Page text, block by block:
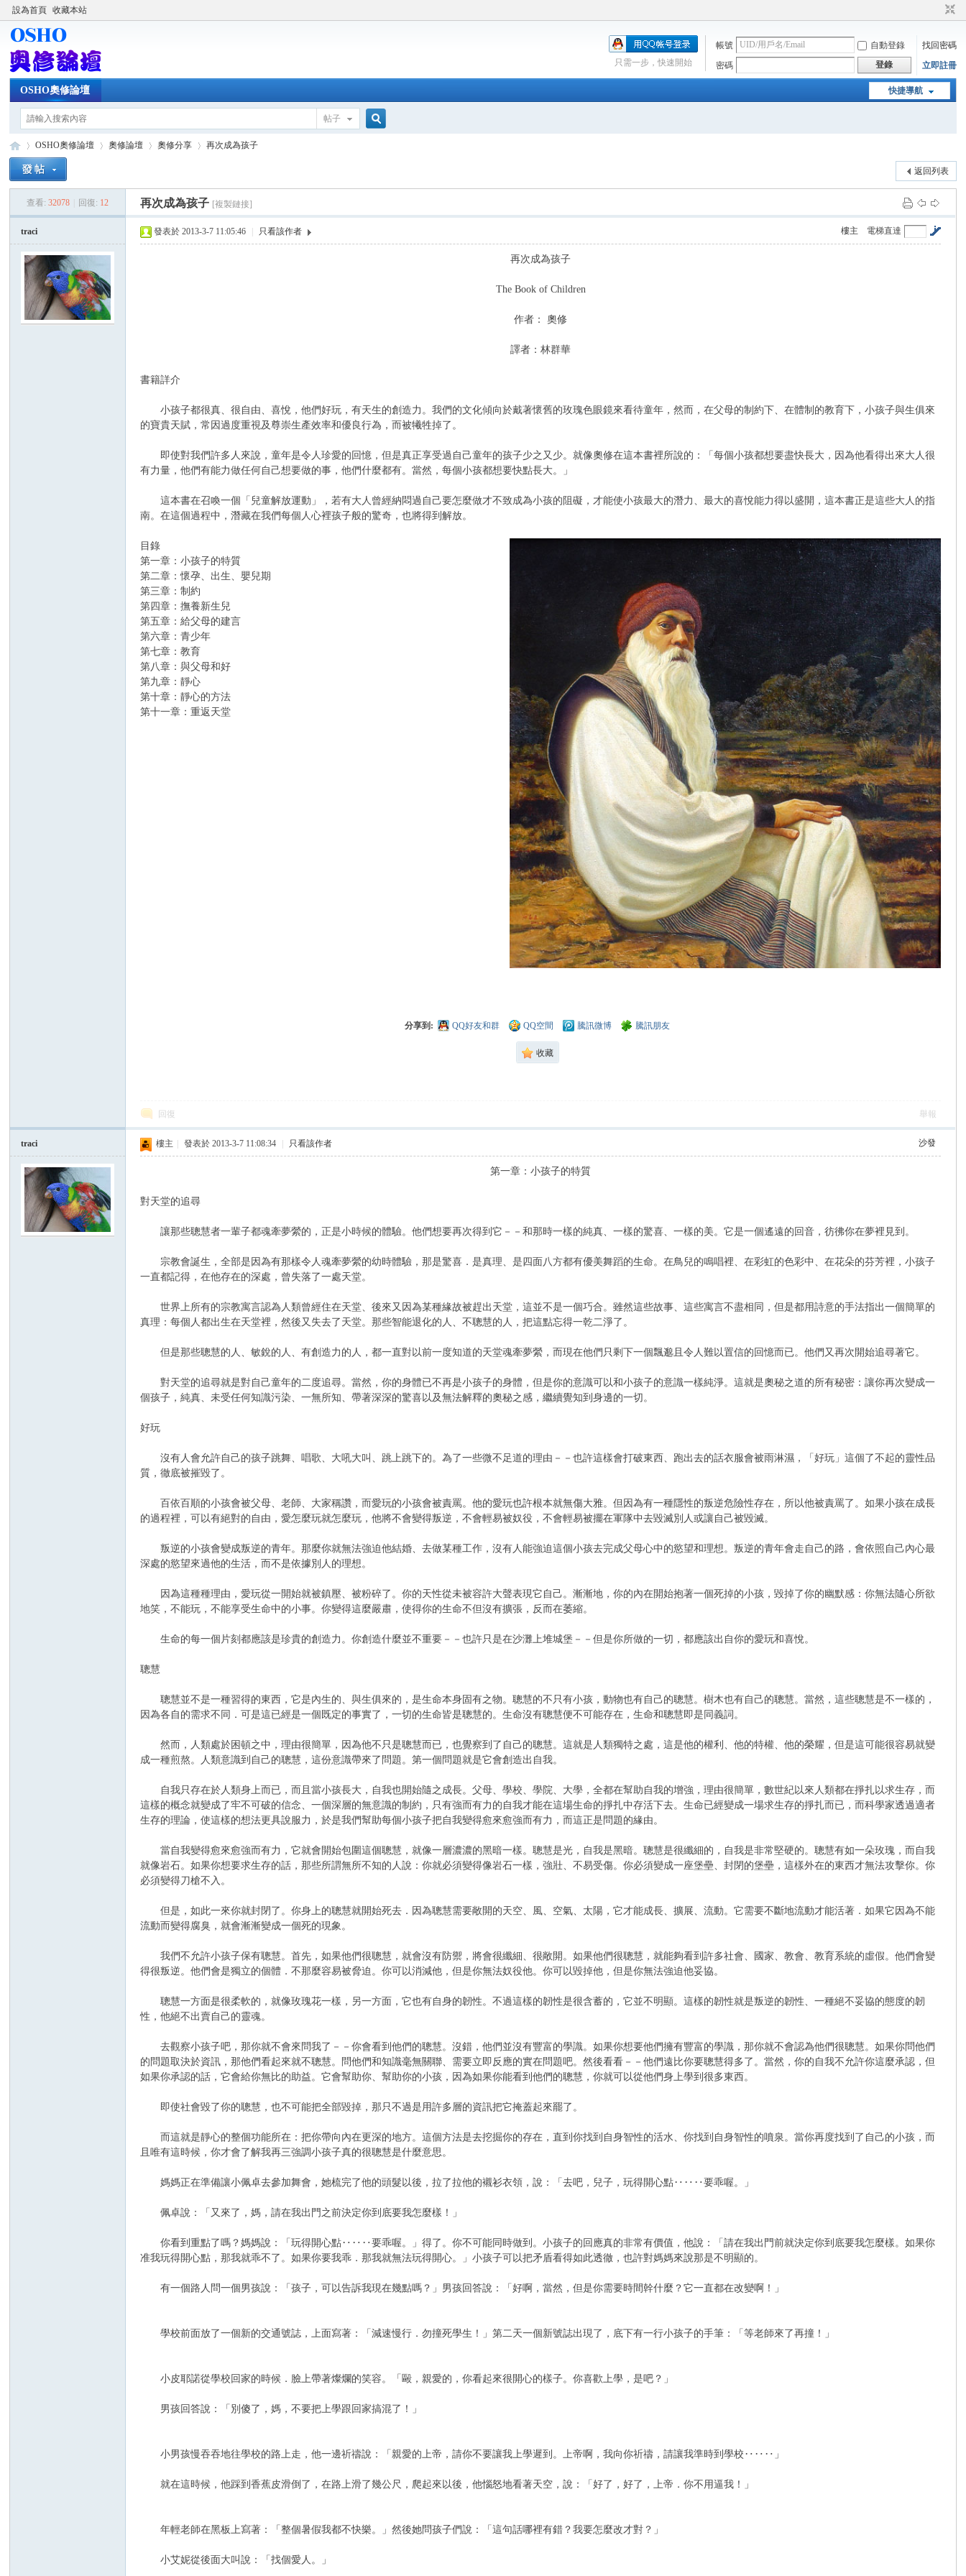
設為首頁 收藏本站
帳號 自動登錄
找回密碼
密碼
登錄 立即註冊
只需一步，快速開始
快捷導航
OSHO奧修論壇
帖子
OSHO奧修論壇
›
奧修論壇
›
奧修分享
›
再次成為孩子
返回列表
查看: 32078 回復: 12 再次成為孩子 [複製鏈接]
traci 電梯直達
樓主
發表於 2013-3-7 11:05:46 只看該作者
再次成為孩子
The Book of Children
作者： 奧修
譯者：林群華
書籍詳介
小孩子都很真、很自由、喜悅，他們好玩，有天生的創造力。我們的文化傾向於戴著懷舊的玫瑰色眼鏡來看待童年，然而，在父母的制約下、在體制的教育下，小孩子與生俱來
的寶貴天賦，常因過度重視及尊崇生產效率和優良行為，而被犧牲掉了。
即使對我們許多人來說，童年是令人珍愛的回憶，但是真正享受過自己童年的孩子少之又少。就像奧修在這本書裡所說的：「每個小孩都想要盡快長大，因為他看得出來大人很
有力量，他們有能力做任何自己想要做的事，他們什麼都有。當然，每個小孩都想要快點長大。」
這本書在召喚一個「兒童解放運動」，若有大人曾經納悶過自己要怎麼做才不致成為小孩的阻礙，才能使小孩最大的潛力、最大的喜悅能力得以盛開，這本書正是這些大人的指
南。在這個過程中，潛藏在我們每個人心裡孩子般的驚奇，也將得到解放。
目錄
第一章：小孩子的特質
第二章：懷孕、出生、嬰兒期
第三章：制約
第四章：撫養新生兒
第五章：給父母的建言
第六章：青少年
第七章：教育
第八章：與父母和好
第九章：靜心
第十章：靜心的方法
第十一章：重返天堂
分享到: QQ好友和群 QQ空間 騰訊微博 騰訊朋友
收藏
回復 舉報
traci 沙發
樓主 發表於 2013-3-7 11:08:34 只看該作者
第一章：小孩子的特質
對天堂的追尋
讓那些聰慧者一輩子都魂牽夢縈的，正是小時候的體驗。他們想要再次得到它－－和那時一樣的純真、一樣的驚喜、一樣的美。它是一個遙遠的回音，彷彿你在夢裡見到。
宗教會誕生，全部是因為有那樣令人魂牽夢縈的幼時體驗，那是驚喜．是真理、是四面八方都有優美舞蹈的生命。在鳥兒的鳴唱裡、在彩虹的色彩中、在花朵的芬芳裡，小孩子
一直都記得，在他存在的深處，曾失落了一處天堂。
世界上所有的宗教寓言認為人類曾經住在天堂、後來又因為某種緣故被趕出天堂，這並不是一個巧合。雖然這些故事、這些寓言不盡相同，但是都用詩意的手法指出一個簡單的
真理：每個人都出生在天堂裡，然後又失去了天堂。那些智能退化的人、不聰慧的人，把這點忘得一乾二淨了。
但是那些聰慧的人、敏銳的人、有創造力的人，都一直對以前一度知道的天堂魂牽夢縈，而現在他們只剩下一個飄邈且令人難以置信的回憶而已。他們又再次開始追尋著它。
對天堂的追尋就是對自己童年的二度追尋。當然，你的身體已不再是小孩子的身體，但是你的意識可以和小孩子的意識一樣純淨。這就是奧秘之道的所有秘密：讓你再次變成一
個孩子，純真、未受任何知識污染、一無所知、帶著深深的驚喜以及無法解釋的奧秘之感，繼續覺知到身邊的一切。
好玩
沒有人會允許自己的孩子跳舞、唱歌、大吼大叫、跳上跳下的。為了一些微不足道的理由－－也許這樣會打破東西、跑出去的話衣服會被雨淋濕，「好玩」這個了不起的靈性品
質，徹底被摧毀了。
百依百順的小孩會被父母、老師、大家稱讚，而愛玩的小孩會被責罵。他的愛玩也許根本就無傷大雅。但因為有一種隱性的叛逆危險性存在，所以他被責罵了。如果小孩在成長
的過程裡，可以有絕對的自由，愛怎麼玩就怎麼玩，他將不會變得叛逆，不會輕易被奴役，不會輕易被擺在軍隊中去毀滅別人或讓自己被毀滅。
叛逆的小孩會變成叛逆的青年。那麼你就無法強迫他結婚、去做某種工作，沒有人能強迫這個小孩去完成父母心中的慾望和理想。叛逆的青年會走自己的路，會依照自己內心最
深處的慾望來過他的生活，而不是依據別人的理想。
因為這種種理由，愛玩從一開始就被鎮壓、被粉碎了。你的天性從未被容許大聲表現它自己。漸漸地，你的內在開始抱著一個死掉的小孩，毀掉了你的幽默感：你無法隨心所欲
地笑，不能玩，不能享受生命中的小事。你變得這麼嚴肅，使得你的生命不但沒有擴張，反而在萎縮。
生命的每一個片刻都應該是珍貴的創造力。你創造什麼並不重要－－也許只是在沙灘上堆城堡－－但是你所做的一切，都應該出自你的愛玩和喜悅。
聰慧
聰慧並不是一種習得的東西，它是內生的、與生俱來的，是生命本身固有之物。聰慧的不只有小孩，動物也有自己的聰慧。樹木也有自己的聰慧。當然，這些聰慧是不一樣的，
因為各自的需求不同．可是這已經是一個既定的事實了，一切的生命皆是聰慧的。生命沒有聰慧便不可能存在，生命和聰慧即是同義詞。
然而，人類處於困頓之中，理由很簡單，因為他不只是聰慧而已，也覺察到了自己的聰慧。這就是人類獨特之處，這是他的權利、他的特權、他的榮耀，但是這可能很容易就變
成一種煎熬。人類意識到自己的聰慧，這份意識帶來了問題。第一個問題就是它會創造出自我。
自我只存在於人類身上而已，而且當小孩長大，自我也開始隨之成長。父母、學校、學院、大學，全都在幫助自我的增強，理由很簡單，數世紀以來人類都在掙扎以求生存，而
這樣的概念就變成了牢不可破的信念、一個深層的無意識的制約，只有強而有力的自我才能在這場生命的掙扎中存活下去。生命已經變成一場求生存的掙扎而已，而科學家透過適者
生存的理論，使這樣的想法更具說服力，於是我們幫助每個小孩子把自我變得愈來愈強而有力，而這正是問題的緣由。
當自我變得愈來愈強而有力，它就會開始包圍這個聰慧，就像一層濃濃的黑暗一樣。聰慧是光，自我是黑暗。聰慧是很纖細的，自我是非常堅硬的。聰慧有如一朵玫瑰，而自我
就像岩石。如果你想要求生存的話，那些所謂無所不知的人說：你就必須變得像岩石一樣，強壯、不易受傷。你必須變成一座堡壘、封閉的堡壘，這樣外在的東西才無法攻擊你。你
必須變得刀槍不入。
但是，如此一來你就封閉了。你身上的聰慧就開始死去．因為聰慧需要敞開的天空、風、空氣、太陽，它才能成長、擴展、流動。它需要不斷地流動才能活著．如果它因為不能
流動而變得腐臭，就會漸漸變成一個死的現象。
我們不允許小孩子保有聰慧。首先，如果他們很聰慧，就會沒有防禦，將會很纖細、很敞開。如果他們很聰慧，就能夠看到許多社會、國家、教會、教育系統的虛假。他們會變
得很叛逆。他們會是獨立的個體．不那麼容易被脅迫。你可以消減他，但是你無法奴役他。你可以毀掉他，但是你無法強迫他妥協。
聰慧一方面是很柔軟的，就像玫瑰花一樣，另一方面，它也有自身的韌性。不過這樣的韌性是很含蓄的，它並不明顯。這樣的韌性就是叛逆的韌性、一種絕不妥協的態度的韌
性，他絕不出賣自己的靈魂。
去觀察小孩子吧，那你就不會來問我了－－你會看到他們的聰慧。沒錯，他們並沒有豐富的學識。如果你想要他們擁有豐富的學識，那你就不會認為他們很聰慧。如果你問他們
的問題取決於資訊，那他們看起來就不聰慧。問他們和知識毫無關聯、需要立即反應的實在問題吧。然後看看－－他們遠比你要聰慧得多了。當然，你的自我不允許你這麼承認，但
如果你承認的話，它會給你無比的助益。它會幫助你、幫助你的小孩，因為如果你能看到他們的聰慧，你就可以從他們身上學到很多東西。
即使社會毀了你的聰慧，也不可能把全部毀掉，那只不過是用許多層的資訊把它掩蓋起來罷了。
而這就是靜心的整個功能所在：把你帶向內在更深的地方。這個方法是去挖掘你的存在，直到你找到自身智性的活水、你找到自身智性的噴泉。當你再度找到了自己的小孩，而
且唯有這時候，你才會了解我再三強調小孩子真的很聰慧是什麼意思。
媽媽正在準備讓小佩卓去參加舞會，她梳完了他的頭髮以後，拉了拉他的襯衫衣領，說：「去吧，兒子，玩得開心點‥‥‥要乖喔。」
佩卓說：「又來了，媽，請在我出門之前決定你到底要我怎麼樣！」
你看到重點了嗎？媽媽說：「玩得開心點‥‥‥要乖喔。」得了。你不可能同時做到。小孩子的回應真的非常有價值，他說：「請在我出門前就決定你到底要我怎麼樣。如果你
准我玩得開心點，那我就乖不了。如果你要我乖．那我就無法玩得開心。」小孩子可以把矛盾看得如此透徹，也許對媽媽來說那是不明顯的。
有一個路人問一個男孩說：「孩子，可以告訴我現在幾點嗎？」男孩回答說：「好啊，當然，但是你需要時間幹什麼？它一直都在改變啊！」
學校前面放了一個新的交通號誌，上面寫著：「減速慢行．勿撞死學生！」第二天一個新號誌出現了，底下有一行小孩子的手筆：「等老師來了再撞！」
小皮耶諾從學校回家的時候．臉上帶著燦爛的笑容。「毆，親愛的，你看起來很開心的樣子。你喜歡上學，是吧？」
男孩回答說：「別傻了，媽，不要把上學跟回家搞混了！」
小男孩慢吞吞地往學校的路上走，他一邊祈禱說：「親愛的上帝，請你不要讓我上學遲到。上帝啊，我向你祈禱，請讓我準時到學校‥‥‥」
就在這時候，他踩到香蕉皮滑倒了，在路上滑了幾公尺，爬起來以後，他惱怒地看著天空，說：「好了，好了，上帝．你不用逼我！」
年輕老師在黑板上寫著：「整個暑假我都不快樂。」然後她問孩子們說：「這句話哪裡有錯？我要怎麼改才對？」
小艾妮從後面大叫說：「找個愛人。」